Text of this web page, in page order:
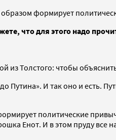
формирует
что для этого надо
из Толстого: чтобы
Путина». И так оно и
политические
Енот. И в этом пруду